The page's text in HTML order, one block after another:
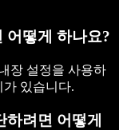
어떻게 하나요?
장 설정을 사용하
있습니다.
려면 어떻게